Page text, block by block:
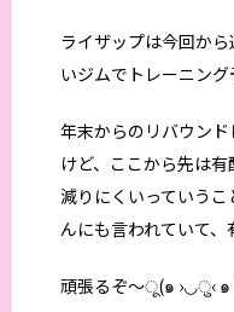
ライザップは今回か
いジムでトレーニング
年末からのリバウン
けど、ここから先は
減りにくいっていう
んにも言われていて
頑張るぞ〜ू(๑ ›◡ु‹